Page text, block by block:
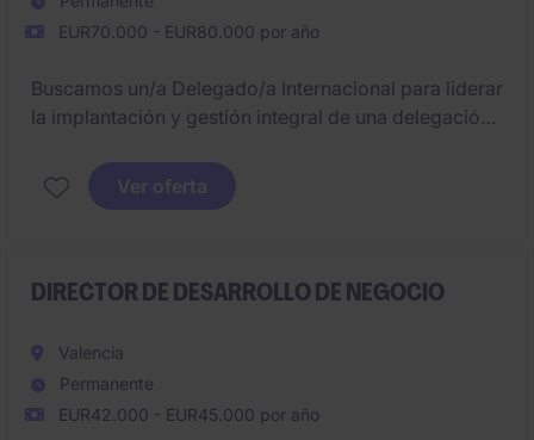
EUR70.000 - EUR80.000 por año
Buscamos un/a Delegado/a Internacional para liderar
la implantación y gestión integral de una delegación
económicos y operativos.
Será responsable de desarrollar negocio, gestionar
Ver oferta
DIRECTOR DE DESARROLLO DE NEGOCIO
Valencia
Permanente
EUR42.000 - EUR45.000 por año